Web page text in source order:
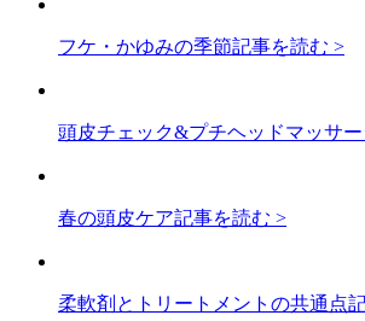
フケ・かゆみの季節記事を読む >
頭皮チェック&プチヘッドマッサー
春の頭皮ケア記事を読む >
柔軟剤とトリートメントの共通点